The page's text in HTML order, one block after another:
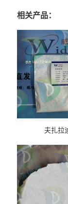
相关产品：
夫扎拉